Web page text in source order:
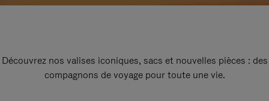
Découvrez nos valises iconiques, sacs et nouvelles pièces : des
compagnons de voyage pour toute une vie.